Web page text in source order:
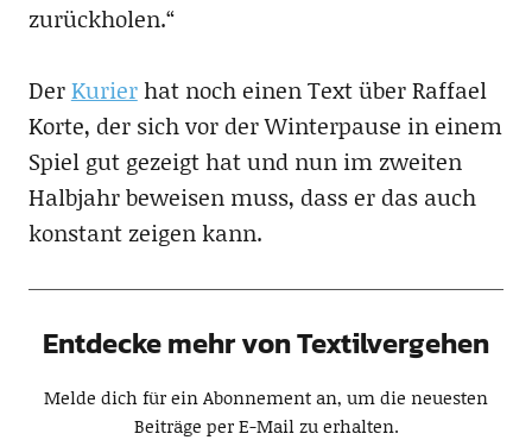
zurückholen.“
DerKurierhat noch einen Text über Raffael
Korte, der sich vor der Winterpause in einem
Spiel gut gezeigt hat und nun im zweiten
Halbjahr beweisen muss, dass er das auch
konstant zeigen kann.
Entdecke mehr von Textilvergehen
Melde dich für ein Abonnement an, um die neuesten
Beiträge per E-Mail zu erhalten.